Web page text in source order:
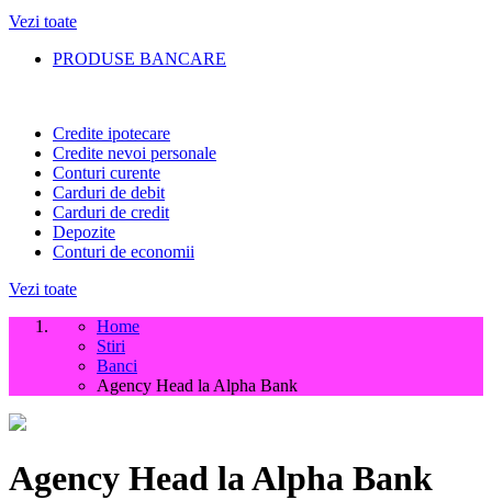
Vezi toate
PRODUSE BANCARE
Credite ipotecare
Credite nevoi personale
Conturi curente
Carduri de debit
Carduri de credit
Depozite
Conturi de economii
Vezi toate
Home
Stiri
Banci
Agency Head la Alpha Bank
Agency Head la Alpha Bank